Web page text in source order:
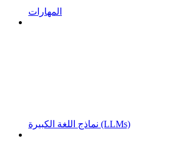
المهارات
نماذج اللغة الكبيرة (LLMs)